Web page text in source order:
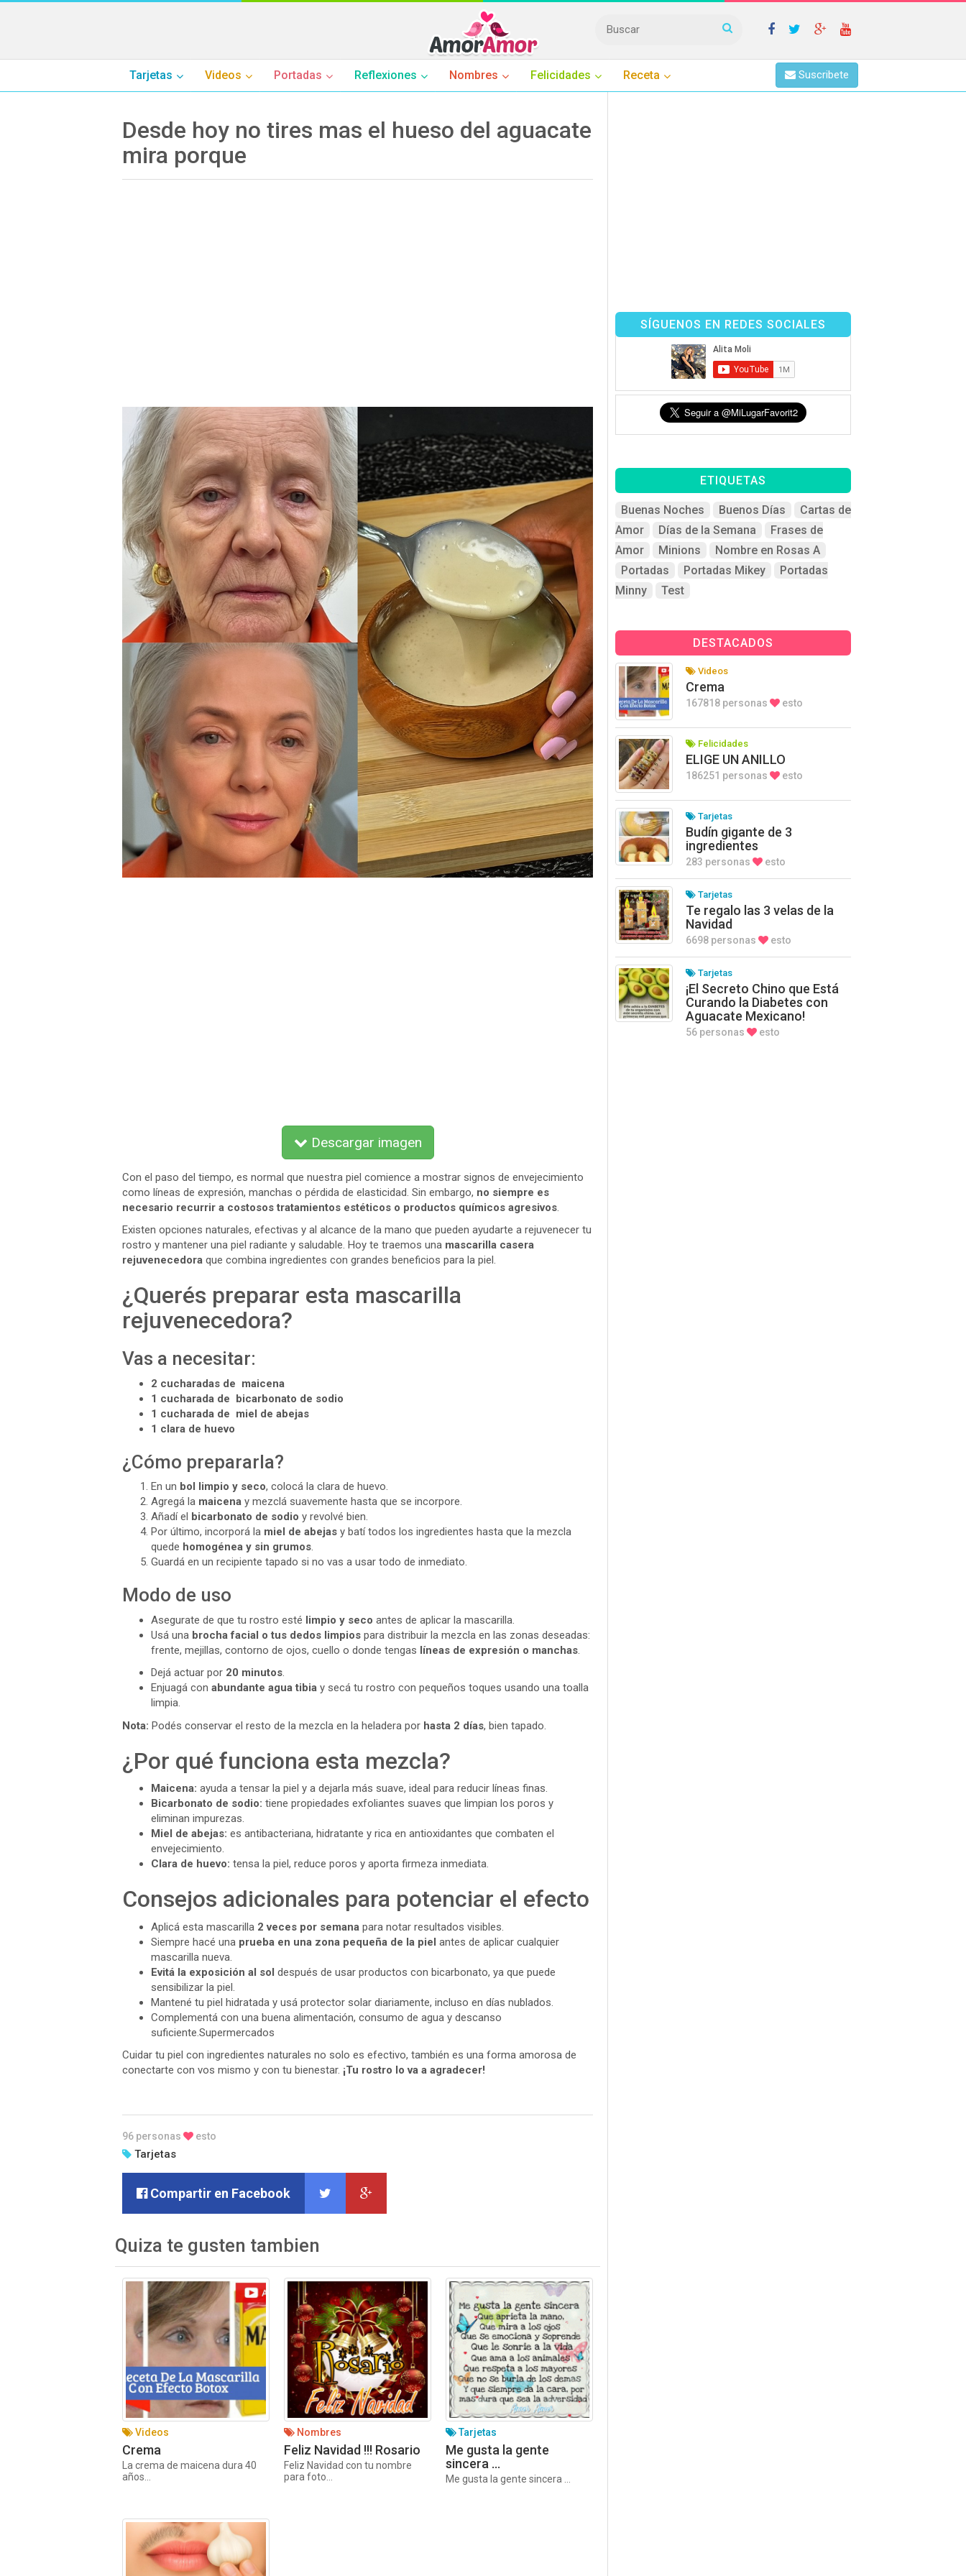
Tarjetas Videos Portadas Reflexiones Nombres Felicidades Receta Suscribete
Desde hoy no tires mas el hueso del aguacate
mira porque
Descargar imagen
Con el paso del tiempo, es normal que nuestra piel comience a mostrar signos de envejecimiento
como líneas de expresión, manchas o pérdida de elasticidad. Sin embargo, no siempre es
necesario recurrir a costosos tratamientos estéticos o productos químicos agresivos
Existen opciones naturales, efectivas y al alcance de la mano que pueden ayudarte a rejuvenecer tu
rostro y mantener una piel radiante y saludable. Hoy te traemos una mascarilla casera
rejuvenecedora que combina ingredientes con grandes beneficios para la piel.
¿Querés preparar esta mascarilla
rejuvenecedora?
Vas a necesitar:
2 cucharadas de maicena
1 cucharada de bicarbonato de sodio
1 cucharada de miel de abejas
1 clara de huevo
¿Cómo prepararla?
En un bol limpio y seco, colocá la clara de huevo.
Agregá la maicena y mezclá suavemente hasta que se incorpore.
Añadí el bicarbonato de sodio y revolvé bien.
Por último, incorporá la miel de abejas y batí todos los ingredientes hasta que la mezcla
quede homogénea y sin grumos.
Guardá en un recipiente tapado si no vas a usar todo de inmediato.
Modo de uso
Asegurate de que tu rostro esté limpio y seco antes de aplicar la mascarilla.
Usá una brocha facial o tus dedos limpios para distribuir la mezcla en las zonas deseadas:
frente, mejillas, contorno de ojos, cuello o donde tengas líneas de expresión o manchas
Dejá actuar por 20 minutos.
Enjuagá con abundante agua tibia y secá tu rostro con pequeños toques usando una toalla
limpia.
Nota: Podés conservar el resto de la mezcla en la heladera por hasta 2 días, bien tapado.
¿Por qué funciona esta mezcla?
Maicena: ayuda a tensar la piel y a dejarla más suave, ideal para reducir líneas finas.
Bicarbonato de sodio: tiene propiedades exfoliantes suaves que limpian los poros y
eliminan impurezas.
Miel de abejas: es antibacteriana, hidratante y rica en antioxidantes que combaten el
envejecimiento.
Clara de huevo: tensa la piel, reduce poros y aporta firmeza inmediata.
Consejos adicionales para potenciar el efecto
Aplicá esta mascarilla 2 veces por semana para notar resultados visibles.
Siempre hacé una prueba en una zona pequeña de la piel antes de aplicar cualquier
mascarilla nueva.
Evitá la exposición al sol después de usar productos con bicarbonato, ya que puede
sensibilizar la piel.
Mantené tu piel hidratada y usá protector solar diariamente, incluso en días nublados.
Complementá con una buena alimentación, consumo de agua y descanso
suficiente.Supermercados
Cuidar tu piel con ingredientes naturales no solo es efectivo, también es una forma amorosa de
conectarte con vos mismo y con tu bienestar. ¡Tu rostro lo va a agradecer!
96 personas esto
Tarjetas
Compartir en Facebook
Quiza te gusten tambien
Videos
Crema
La crema de maicena dura 40
años...
Nombres
Feliz Navidad !!! Rosario
Feliz Navidad con tu nombre
para foto...
Tarjetas
Me gusta la gente
sincera …
Me gusta la gente sincera …
SÍGUENOS EN REDES SOCIALES
ETIQUETAS
Buenas Noches Buenos Días
Cartas de
Amor
Días de la Semana
Frases de
Amor
Minions
Nombre en Rosas A
Portadas
Portadas Mikey
Portadas
Minny
Test
DESTACADOS
Videos
Crema
167818 personas esto
Felicidades
ELIGE UN ANILLO
186251 personas esto
Tarjetas
Budín gigante de 3
ingredientes
283 personas esto
Tarjetas
Te regalo las 3 velas de la
Navidad
6698 personas esto
Tarjetas
¡El Secreto Chino que Está
Curando la Diabetes con
Aguacate Mexicano!
56 personas esto